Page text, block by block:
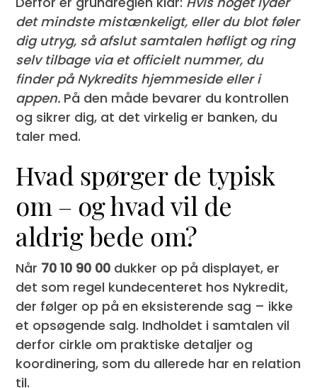
det mindste mistænkeligt, eller du blot føler
dig utryg, så afslut samtalen høfligt og ring
selv tilbage via et officielt nummer, du
finder på Nykredits hjemmeside eller i
appen. På den måde bevarer du kontrollen
og sikrer dig, at det virkelig er banken, du
taler med.
Hvad spørger de typisk
om – og hvad vil de
aldrig bede om?
Når 70 10 90 00 dukker op på displayet, er
det som regel kundecenteret hos Nykredit,
der følger op på en eksisterende sag – ikke
et opsøgende salg. Indholdet i samtalen vil
derfor cirkle om praktiske detaljer og
koordinering, som du allerede har en relation
til.